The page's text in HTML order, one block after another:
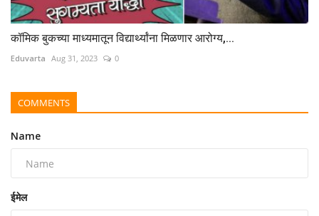
कॉमिक बुकच्या माध्यमातून विद्यार्थ्यांना मिळणार आरोग्य,...
Eduvarta Aug 31, 2023 0
COMMENTS
Name
ईमेल